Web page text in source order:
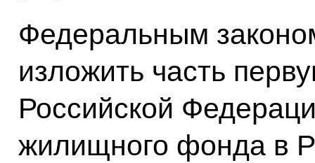
Федеральным
изложить часть
Российской
жилищного фонда в